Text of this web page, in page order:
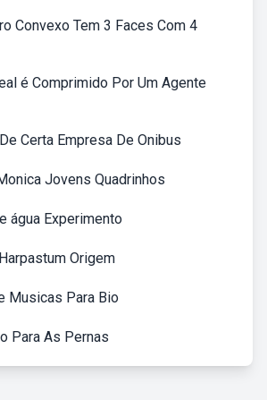
Convexo Tem 3 Faces Com 4
é Comprimido Por Um Agente
Certa Empresa De Onibus
Jovens Quadrinhos
água Experimento
Origem
Musicas Para Bio
Para As Pernas